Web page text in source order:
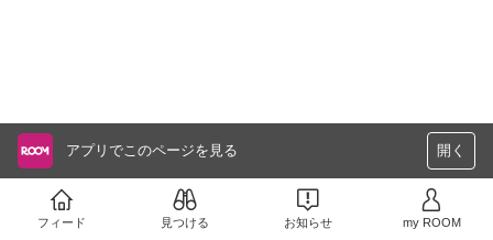
アプリでこのページを見る 開く
フィード 見つける お知らせ my ROOM